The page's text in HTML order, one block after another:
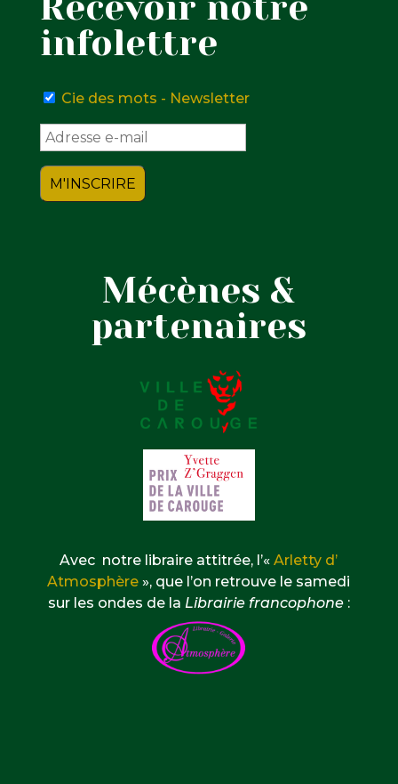
infolettre
Cie des mots - Newsletter
Mécènes &
partenaires
Avec notre libraire attitrée, l’«Arletty d’
Atmosphère », que l’on retrouve le samedi
sur les ondes de la Librairie francophone: